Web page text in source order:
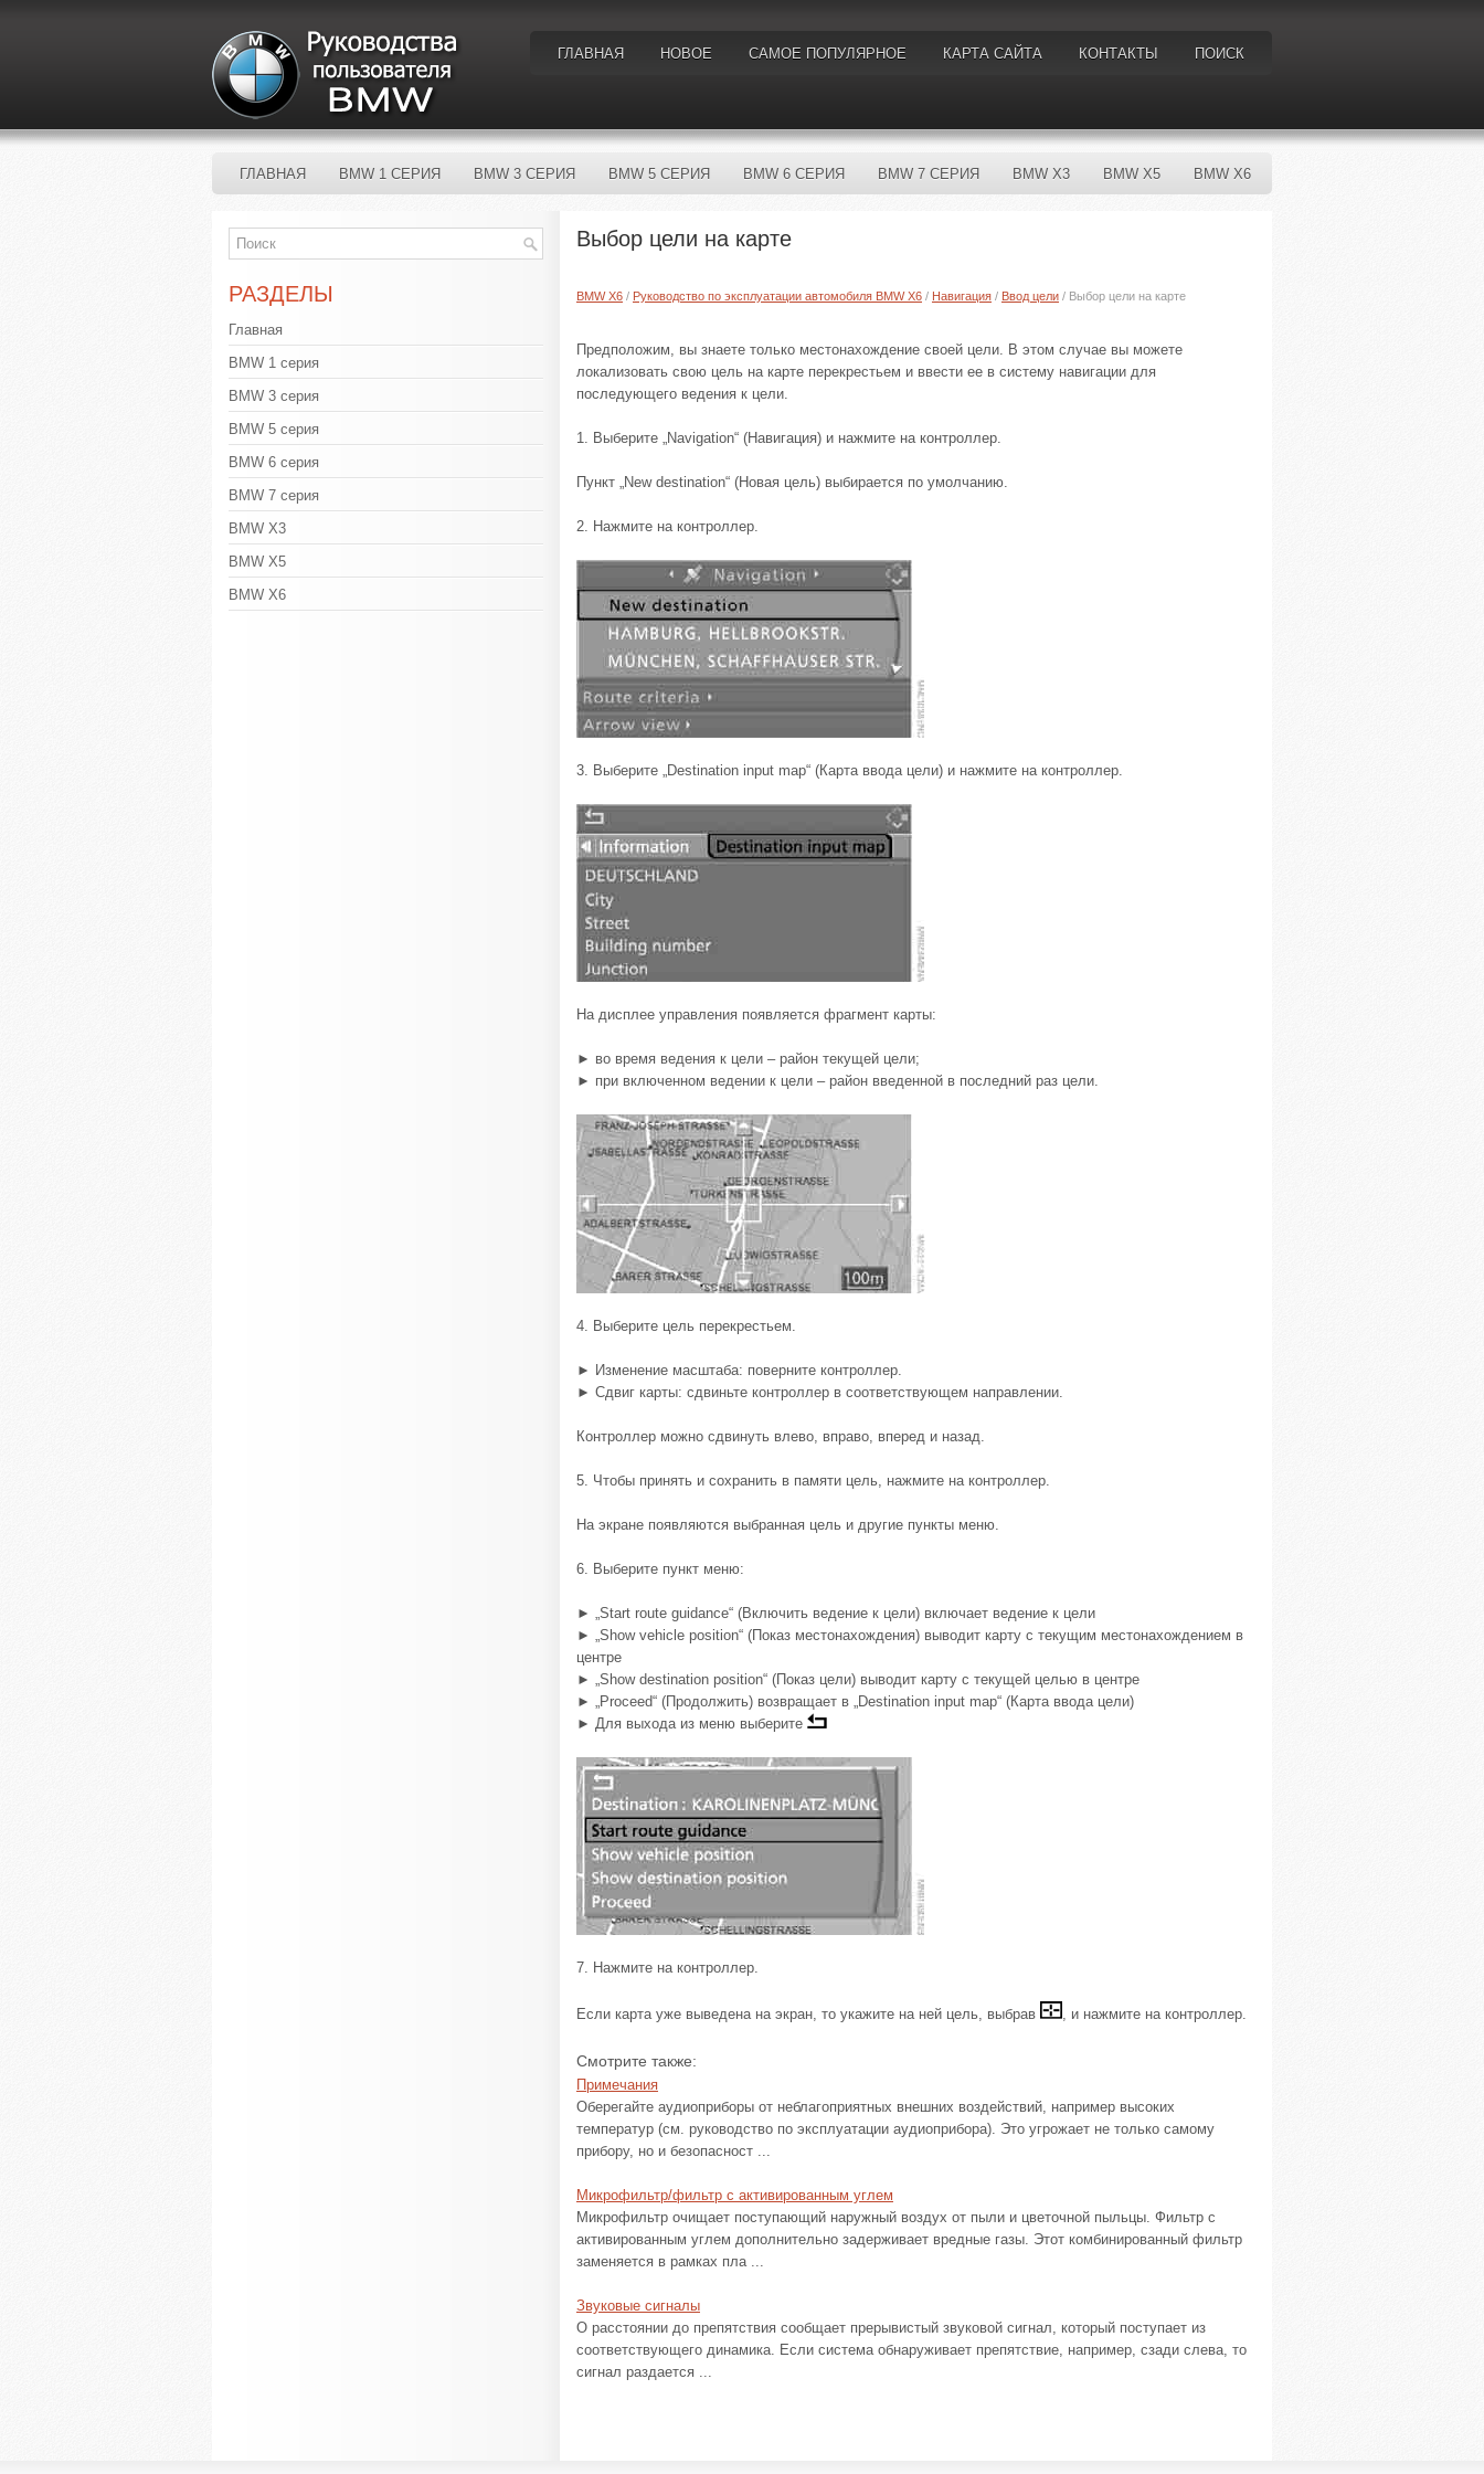
ГЛАВНАЯ НОВОЕ САМОЕ ПОПУЛЯРНОЕ КАРТА САЙТА КОНТАКТЫ ПОИСК
ГЛАВНАЯ BMW 1 СЕРИЯ BMW 3 СЕРИЯ BMW 5 СЕРИЯ BMW 6 СЕРИЯ BMW 7 СЕРИЯ BMW X3 BMW X5 BMW X6
Выбор цели на карте
BMW X6 / Руководство по эксплуатации автомобиля BMW X6 / Навигация / Ввод цели / Выбор цели на карте
Предположим, вы знаете только местонахождение своей цели. В этом случае вы можете
локализовать свою цель на карте перекрестьем и ввести ее в систему навигации для
последующего ведения к цели.
1. Выберите „Navigation“ (Навигация) и нажмите на контроллер.
Пункт „New destination“ (Новая цель) выбирается по умолчанию.
2. Нажмите на контроллер.
3. Выберите „Destination input map“ (Карта ввода цели) и нажмите на контроллер.
На дисплее управления появляется фрагмент карты:
► во время ведения к цели – район текущей цели;
► при включенном ведении к цели – район введенной в последний раз цели.
4. Выберите цель перекрестьем.
► Изменение масштаба: поверните контроллер.
► Сдвиг карты: сдвиньте контроллер в соответствующем направлении.
Контроллер можно сдвинуть влево, вправо, вперед и назад.
5. Чтобы принять и сохранить в памяти цель, нажмите на контроллер.
На экране появляются выбранная цель и другие пункты меню.
6. Выберите пункт меню:
► „Start route guidance“ (Включить ведение к цели) включает ведение к цели
► „Show vehicle position“ (Показ местонахождения) выводит карту с текущим местонахождением в
центре
► „Show destination position“ (Показ цели) выводит карту с текущей целью в центре
► „Proceed“ (Продолжить) возвращает в „Destination input map“ (Карта ввода цели)
► Для выхода из меню выберите
7. Нажмите на контроллер.
Если карта уже выведена на экран, то укажите на ней цель, выбрав , и нажмите на контроллер.
Смотрите также:
Примечания
Оберегайте аудиоприборы от неблагоприятных внешних воздействий, например высоких
температур (см. руководство по эксплуатации аудиоприбора). Это угрожает не только самому
прибору, но и безопасност ...
Микрофильтр/фильтр с активированным углем
Микрофильтр очищает поступающий наружный воздух от пыли и цветочной пыльцы. Фильтр с
активированным углем дополнительно задерживает вредные газы. Этот комбинированный фильтр
заменяется в рамках пла ...
Звуковые сигналы
О расстоянии до препятствия сообщает прерывистый звуковой сигнал, который поступает из
соответствующего динамика. Если система обнаруживает препятствие, например, сзади слева, то
сигнал раздается ...
РАЗДЕЛЫ
Главная
BMW 1 серия
BMW 3 серия
BMW 5 серия
BMW 6 серия
BMW 7 серия
BMW X3
BMW X5
BMW X6